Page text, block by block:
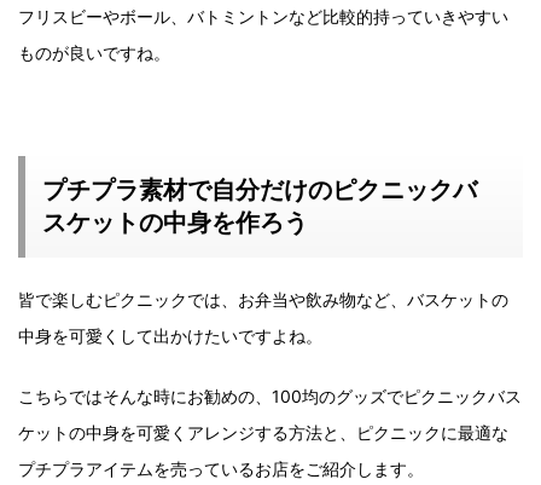
フリスビーやボール、バトミントンなど比較的持っていきやすい
ものが良いですね。
プチプラ素材で自分だけのピクニックバ
スケットの中身を作ろう
皆で楽しむピクニックでは、お弁当や飲み物など、バスケットの
中身を可愛くして出かけたいですよね。
こちらではそんな時にお勧めの、100均のグッズでピクニックバス
ケットの中身を可愛くアレンジする方法と、ピクニックに最適な
プチプラアイテムを売っているお店をご紹介します。